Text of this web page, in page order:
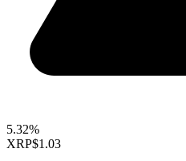
5.32%
XRP$1.03